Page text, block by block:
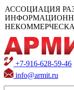
АССОЦИАЦИЯ
+7-916-628-59-46
info@armit.ru